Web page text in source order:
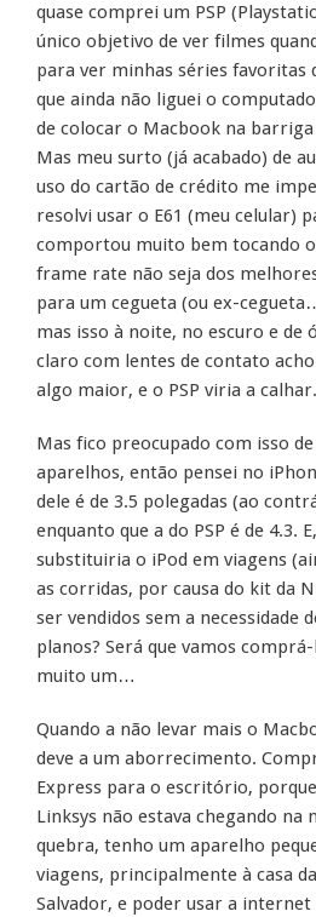
quase comprei um PSP
único objetivo de ver filmes
para ver minhas séries favoritas
que ainda não liguei o
de colocar o Macbook na
Mas meu surto (já acabado) de
uso do cartão de crédito me
resolvi usar o E61 (meu celular)
comportou muito bem tocando
frame rate não seja dos
para um cegueta (ou ex-
mas isso à noite, no escuro e de
claro com lentes de contato
algo maior, e o PSP viria a calhar.
Mas fico preocupado com isso
aparelhos, então pensei no
dele é de 3.5 polegadas (ao
enquanto que a do PSP é de 4.3.
substituiria o iPod em viagens
as corridas, por causa do kit da
ser vendidos sem a necessidade
planos? Será que vamos
muito um…
Quando a não levar mais o
deve a um aborrecimento.
Express para o escritório,
Linksys não estava chegando na
quebra, tenho um aparelho
viagens, principalmente à casa
Salvador, e poder usar a